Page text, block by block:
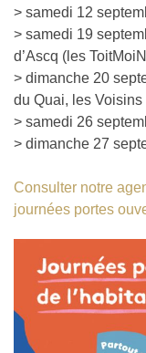
> samedi 12
> samedi 19
d’Ascq (les
> dimanche 20
du Quai, les
> samedi 26
> dimanche 27
Consulter notre
journées portes